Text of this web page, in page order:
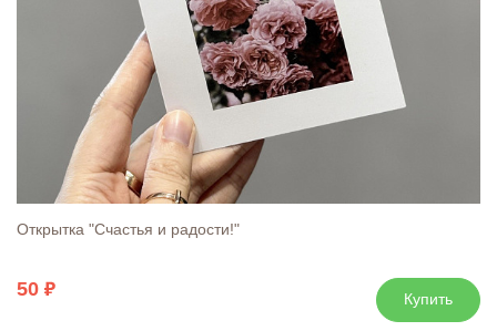
Открытка "Счастья и радости!"
50 Купить